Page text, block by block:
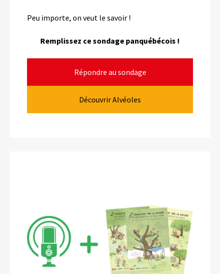
Peu importe, on veut le savoir !
Remplissez ce sondage panquébécois !
Répondre au sondage
Découvrir Alvéoles